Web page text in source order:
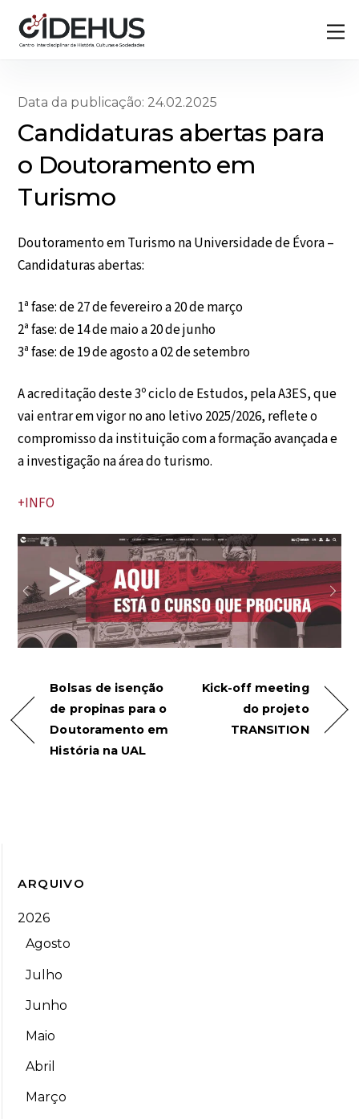
content
Data da publicação: 24.02.2025
Candidaturas abertas para
o Doutoramento em
Turismo
Doutoramento em Turismo na Universidade de Évora –
Candidaturas abertas:
1ª fase: de 27 de fevereiro a 20 de março
2ª fase: de 14 de maio a 20 de junho
3ª fase: de 19 de agosto a 02 de setembro
A acreditação deste 3º ciclo de Estudos, pela A3ES, que
vai entrar em vigor no ano letivo 2025/2026, reflete o
compromisso da instituição com a formação avançada e
a investigação na área do turismo.
+INFO
Bolsas de isenção
de propinas para o
Doutoramento em
História na UAL
Kick-off meeting
do projeto
TRANSITION
ARQUIVO
2026
Agosto
Julho
Junho
Maio
Abril
Março